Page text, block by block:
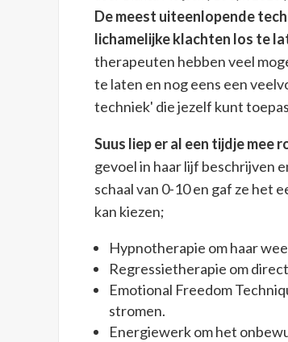
De meest uiteenlopende
lichamelijke klachten los te
therapeuten hebben veel
te laten en nog eens een
techniek' die jezelf kunt
Suus liep er al een tijdje mee
gevoel in haar lijf beschrijven
schaal van 0-10 en gaf ze het
kan kiezen;
Hypnotherapie om haar
Regressietherapie om
Emotional Freedom
stromen.
Energiewerk om het